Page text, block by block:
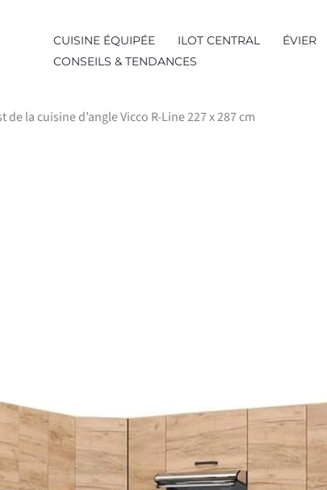
CUISINE ÉQUIPÉE ILOT CENTRAL ÉVIER
CONSEILS & TENDANCES
de la cuisine d’angle Vicco R-Line 227 x 287 cm